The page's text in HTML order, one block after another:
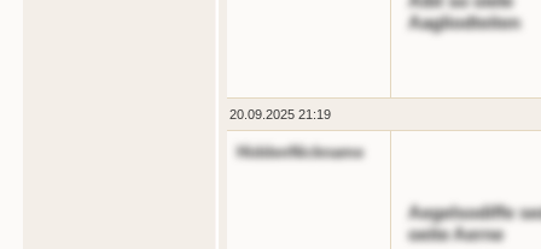
Aagliodteiten
20.09.2025 21:19
HiddenNickname
Aegelsodiffe
oeite Aerne